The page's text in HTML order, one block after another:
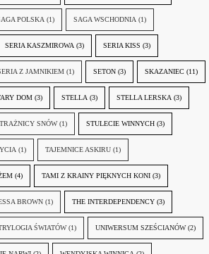
POLSKA (1) SAGA WSCHODNIA (1)
SERIA KASZMIROWA (3) SERIA KISS (3)
Z JAMNIKIEM (1) SETON (3) SKAZANIEC (11)
DOM (3) STELLA (3) STELLA LERSKA (3)
SNÓW (1) STULECIE WINNYCH (3)
(1) TAJEMNICE ASKIRU (1)
(4) TAMI Z KRAINY PIĘKNYCH KONI (3)
BROWN (1) THE INTERDEPENDENCY (3)
ŚWIATÓW (1) UNIWERSUM SZEŚCIANÓW (2)